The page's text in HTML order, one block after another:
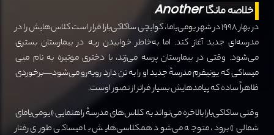
خلاصه مانگاAnother
در بهار ۱۹۹۸ در شهر یومی‌یاما، کوایچی ساکاکی‌بارا قرار است کلاس‌هایش را در
مدرسه‌ای جدید آغاز کند. اما به‌خاطر خوابیدن ریه در بیمارستان بستری
می‌شود. وقتی در بیمارستان پرسه می‌زند، با دختری مو‌تیره به نام میی
میساکی که یونیفرم مدرسهٔ جدید او را به تن دارد روبه‌رو می‌شود—برخوردی
ظاهراً ساده که پیامدهایش بسیار فراتر از تصور اوست.
وقتی ساکاکی‌بارا بالاخره می‌تواند به کلاس‌های مدرسهٔ راهنمایی «یومی‌یامای
شمالی» برود، متوجه می‌شود همکلاسی‌هایش با میساکی طوری رفتار